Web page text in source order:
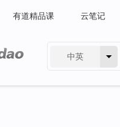
有道精品课 云笔记
中英